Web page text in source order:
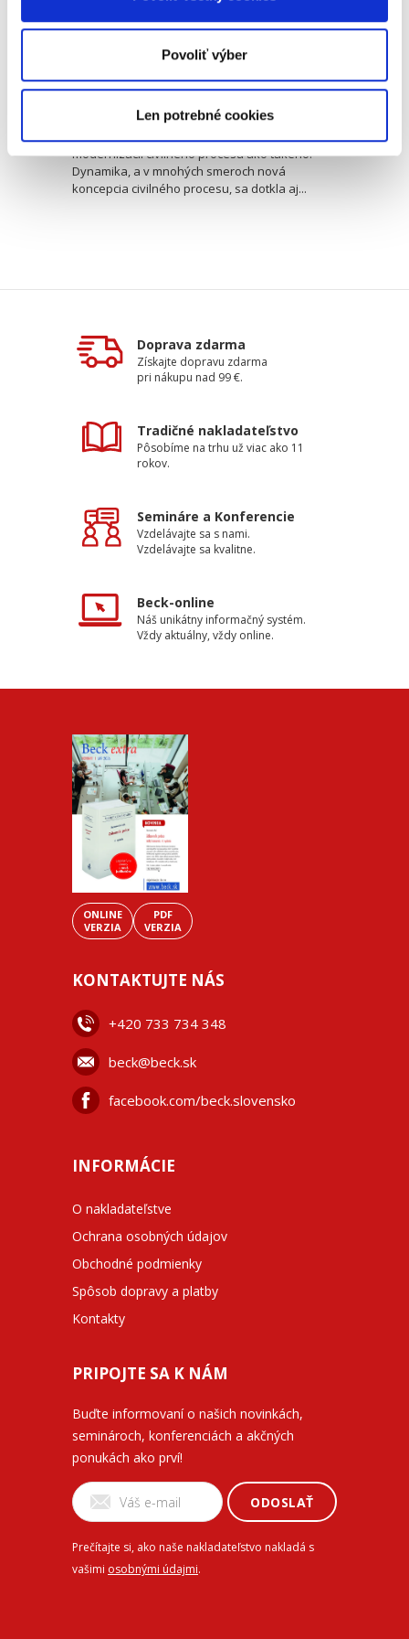
Povoliť výber
Len potrebné cookies
18,10 €bez DPH
Rekodifikácia civilného práva procesného
modernizácii civilného procesu ako takého.
Dynamika, a v mnohých smeroch nová
koncepcia civilného procesu, sa dotkla aj...
Doprava zdarma
Získajte dopravu zdarma
pri nákupu nad 99 €.
Tradičné nakladateľstvo
Pôsobíme na trhu už viac ako 11
rokov.
Semináre a Konferencie
Vzdelávajte sa s nami.
Vzdelávajte sa kvalitne.
Beck-online
Náš unikátny informačný systém.
Vždy aktuálny, vždy online.
ONLINE
VERZIA
PDF
VERZIA
KONTAKTUJTE NÁS
+420 733 734 348
beck@beck.sk
facebook.com/beck.slovensko
INFORMÁCIE
O nakladateľstve
Ochrana osobných údajov
Obchodné podmienky
Spôsob dopravy a platby
Kontakty
PRIPOJTE SA K NÁM
Buďte informovaní o našich novinkách,
seminároch, konferenciách a akčných
ponukách ako prví!
ODOSLAŤ
Prečítajte si, ako naše nakladateľstvo nakladá s
vašimi osobnými údajmi.